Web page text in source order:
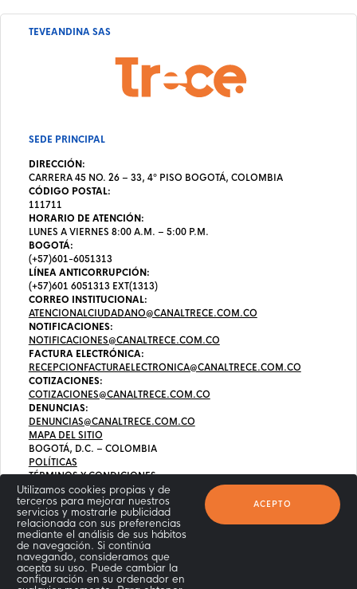
Utilizamos cookies propias y de
terceros para mejorar nuestros
servicios y mostrarle publicidad
relacionada con sus preferencias
mediante el análisis de sus hábitos
de navegación. Si continúa
navegando, consideramos que
acepta su uso. Puede cambiar la
configuración en su ordenador en
ACEPTO
TEVEANDINA SAS
SEDE PRINCIPAL
DIRECCIÓN:
CARRERA 45 NO. 26 – 33, 4º PISO BOGOTÁ, COLOMBIA
CÓDIGO POSTAL:
111711
HORARIO DE ATENCIÓN:
LUNES A VIERNES 8:00 A.M. – 5:00 P.M.
BOGOTÁ:
(+57)601-6051313
LÍNEA ANTICORRUPCIÓN:
(+57)601 6051313 EXT(1313)
CORREO INSTITUCIONAL:
ATENCIONALCIUDADANO@CANALTRECE.COM.CO
NOTIFICACIONES:
NOTIFICACIONES@CANALTRECE.COM.CO
FACTURA ELECTRÓNICA:
RECEPCIONFACTURAELECTRONICA@CANALTRECE.COM.CO
COTIZACIONES:
COTIZACIONES@CANALTRECE.COM.CO
DENUNCIAS:
DENUNCIAS@CANALTRECE.COM.CO
MAPA DEL SITIO
BOGOTÁ, D.C. – COLOMBIA
POLÍTICAS
TÉRMINOS Y CONDICIONES